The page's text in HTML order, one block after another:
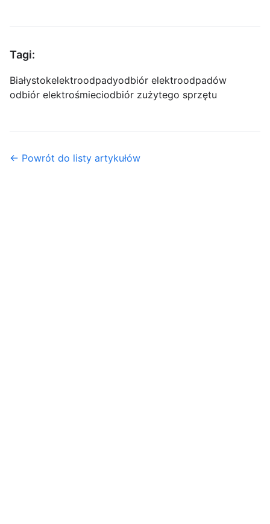
Tagi:
Białystokelektroodpadyodbiór elektroodpadów
odbiór elektrośmieciodbiór zużytego sprzętu
← Powrót do listy artykułów